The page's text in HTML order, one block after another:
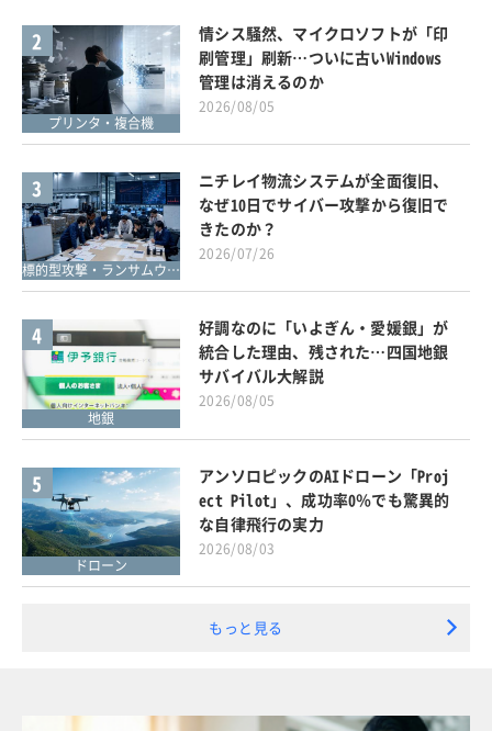
2
プリンタ・複合機
情シス騒然、マイクロソフトが「印
刷管理」刷新…ついに古いWindows
管理は消えるのか
2026/08/05
3
標的型攻撃・ランサムウェア対策
ニチレイ物流システムが全面復旧、
なぜ10日でサイバー攻撃から復旧で
きたのか？
2026/07/26
4
地銀
好調なのに「いよぎん・愛媛銀」が
統合した理由、残された…四国地銀
サバイバル大解説
2026/08/05
5
ドローン
アンソロピックのAIドローン「Proj
ect Pilot」、成功率0％でも驚異的
な自律飛行の実力
2026/08/03
もっと見る